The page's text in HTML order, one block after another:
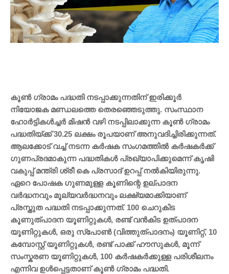
കൂൺ ഗ്രാമം പദ്ധതി നടപ്പാക്കുന്നതിന് ഇരിക്കൂർ
നിയോജക മണ്ഡലത്തെ തെരഞ്ഞെടുത്തു. സംസ്ഥാന
ഹോർട്ടികൾച്ചർ മിഷൻ വഴി നടപ്പിലാക്കുന്ന കൂൺ ഗ്രാമം
പദ്ധതിയ്ക്ക് 30.25 ലക്ഷം രൂപയാണ് അനുവദിച്ചിരിക്കുന്നത്.
ആലക്കോട് വച്ച് നടന്ന കർഷക സംഗമത്തിൽ കർഷകർക്ക്
ഗുണപ്രദമാകുന്ന പദ്ധതികൾ പ്രഖ്യാപിക്കുമെന്ന് കൃഷി
വകുപ്പ് മന്ത്രി ശ്രീ കെ പ്രസാദ് ഉറപ്പ് നൽകിയിരുന്നു.
ഏറെ പോഷക ഗുണമുള്ള കൂണിന്റെ ഉല്പാദന
വർദ്ധനവും മൂല്യവർദ്ധനവും ലക്ഷ്യമാക്കിയാണ്
പ്രസ്തുത പദ്ധതി നടപ്പാക്കുന്നത്. 100 ചെറുകിട
കൂണുത്പാദന യൂണിറ്റുകൾ, രണ്ട് വൻകിട ഉത്പാദന
യൂണിറ്റുകൾ, ഒരു സ്പോൺ (വിത്തുത്പാദനം) യൂണിറ്റ്, 10
കമ്പോസ്റ്റ് യൂണിറ്റുകൾ, രണ്ട് പാക്ക് ഹൗസുകൾ, മൂന്ന്
സംസ്കരണ യൂണിറ്റുകൾ, 100 കർഷകർക്കുള്ള പരിശീലനം
എന്നിവ ഉൾപ്പെട്ടതാണ് കൂൺ ഗ്രാമം പദ്ധതി.